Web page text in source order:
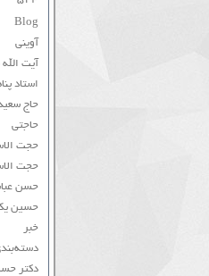
Blog
آوینی
آیت
استاد
حاج
حاجتی
حجت
حجت
حسن
حسین
خبر
دکتر